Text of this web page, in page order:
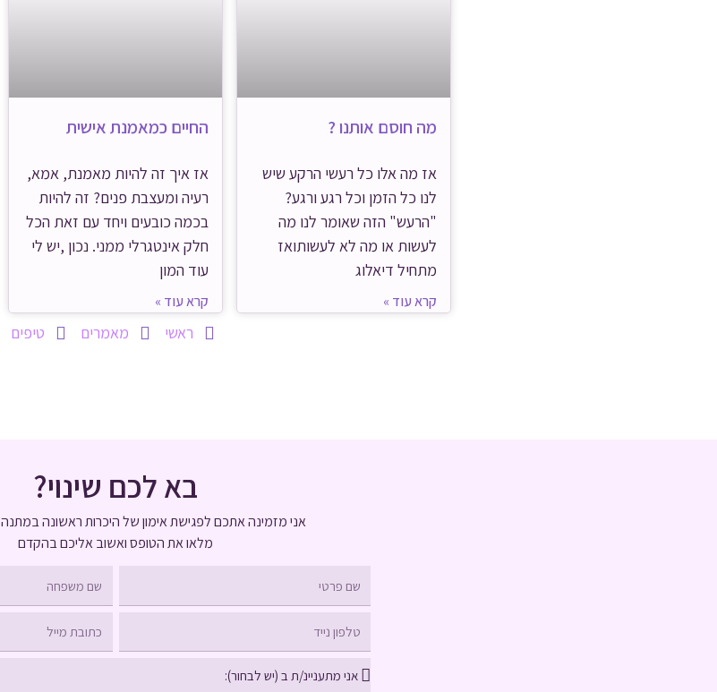
מה חוסם אותנו ?
אז מה אלו כל רעשי הרקע שיש
לנו כל הזמן וכל רגע ורגע?
"הרעש" הזה שאומר לנו מה
לעשות או מה לא לעשותואז
מתחיל דיאלוג
קרא עוד »
החיים כמאמנת אישית
אז איך זה להיות מאמנת, אמא,
רעיה ומעצבת פנים? זה להיות
בכמה כובעים ויחד עם זאת הכל
חלק אינטגרלי ממני. נכון ,יש לי
עוד המון
קרא עוד »
ראשי מאמרים טיפים
בא לכם שינוי?
אני מזמינה אתכם לפגישת אימון של היכרות ראשונה במתנה
מלאו את הטופס ואשוב אליכם בהקדם
בחירה